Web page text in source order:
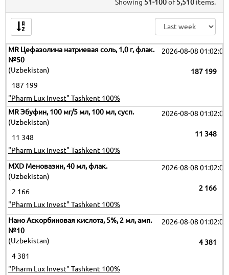
Showing 51-100of5,510 items.
MR Цефазолина натриевая соль, 1,0 г, флак.
№50
(Uzbekistan)
2026-08-08 01:02:09
187 199
187 199
"Pharm Lux Invest" Tashkent 100%
MR Эбуфин, 100 мг/5 мл, 100 мл, сусп.
(Uzbekistan)
2026-08-08 01:02:09
11 348
11 348
"Pharm Lux Invest" Tashkent 100%
MXD Меновазин, 40 мл, флак.
(Uzbekistan)
2026-08-08 01:02:09
2 166
2 166
"Pharm Lux Invest" Tashkent 100%
Нано Аскорбиновая кислота, 5%, 2 мл, амп.
№10
(Uzbekistan)
2026-08-08 01:02:09
4 381
4 381
"Pharm Lux Invest" Tashkent 100%